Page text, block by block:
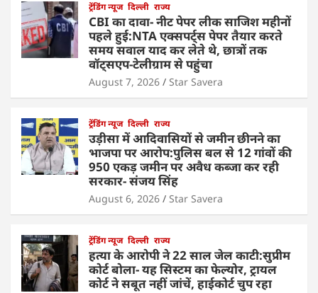
ट्रेंडिंग न्यूज दिल्ली राज्य
CBI का दावा- नीट पेपर लीक साजिश महीनों
पहले हुई:NTA एक्सपर्ट्स पेपर तैयार करते
समय सवाल याद कर लेते थे, छात्रों तक
वॉट्सएप-टेलीग्राम से पहुंचा
August 7, 2026 Star Savera
ट्रेंडिंग न्यूज दिल्ली राज्य
उड़ीसा में आदिवासियों से जमीन छीनने का
भाजपा पर आरोप:पुलिस बल से 12 गांवों की
950 एकड़ जमीन पर अवैध कब्जा कर रही
सरकार- संजय सिंह
August 6, 2026 Star Savera
ट्रेंडिंग न्यूज दिल्ली राज्य
हत्या के आरोपी ने 22 साल जेल काटी:सुप्रीम
कोर्ट बोला- यह सिस्टम का फेल्योर, ट्रायल
कोर्ट ने सबूत नहीं जांचें, हाईकोर्ट चुप रहा